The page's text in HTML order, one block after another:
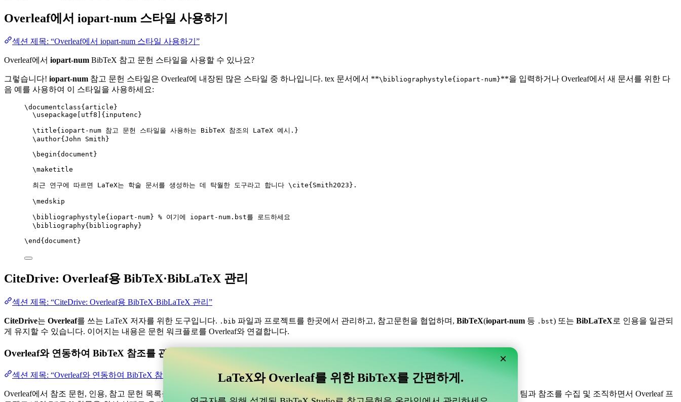
Overleaf에서 iopart-num 스타일 사용하기
섹션 제목: “Overleaf에서 iopart-num 스타일 사용하기”
Overleaf에서 iopart-num BibTeX 참고 문헌 스타일을 사용할 수 있나요?
그렇습니다! iopart-num 참고 문헌 스타일은 Overleaf에 내장된 많은 스타일 중 하나입니다. tex 문서에서 **\bibliographystyle{iopart-num}**을 입력하거나 Overleaf에서 새 문서를 위한 다
음 예를 사용하여 이 스타일을 사용하세요:
\documentclass{ article }
\usepackage
utf8 ]{ inputenc }
\title{iopart-num 참고 문헌 스타일을 사용하는 BibTeX 참조의 LaTeX 예시.}
\author{John Smith}
\begin{ document }
\maketitle
최근 연구에 따르면 LaTeX는 학술 문서를 생성하는 데 탁월한 도구라고 합니다 \cite{ Smith2023 }.
\medskip
\bibliographystyle{iopart-num} % 여기에 iopart-num.bst를 로드하세요
\bibliography{bibliography}
\end { document }
CiteDrive: Overleaf용 BibTeX·BibLaTeX 관리
섹션 제목: “CiteDrive: Overleaf용 BibTeX·BibLaTeX 관리”
CiteDrive는 Overleaf를 쓰는 LaTeX 저자를 위한 도구입니다. .bib 파일과 프로젝트를 한곳에서 관리하고, 참고문헌을 협업하며, BibTeX(iopart-num 등 .bst) 또는 BibLaTeX로 인용을 일관되
게 유지할 수 있습니다. 이어지는 내용은 문헌 워크플로를 Overleaf와 연결합니다.
Overleaf와 연동하여 BibTeX 참조를 관리할 수 있는 협업 온라인 도구를 찾고 계신가요?
섹션 제목: “Overleaf와 연동하여 BibTeX 참조를 관리할 수 있는 협업 온라인 도구를 찾고 계신가요?”
Overleaf에서 참조 문헌, 인용, 참고 문헌 목록을 관리하는 데 도움이 될 온라인 도구를 찾고 있다면, CiteDrive가 완벽할 수 있습니다! 프로젝트 내의 팀과 참조를 수집 및 조직하면서 Overleaf 프
×
LaTeX와 Overleaf를 위한 BibTeX를 간편하게.